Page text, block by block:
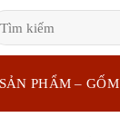
SẢN PHẨM –